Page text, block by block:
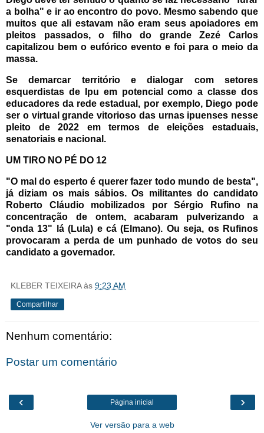
a bolha" e ir ao encontro do povo. Mesmo sabendo que
muitos que ali estavam não eram seus apoiadores em
pleitos passados, o filho do grande Zezé Carlos
capitalizou bem o eufórico evento e foi para o meio da
massa.
Se demarcar território e dialogar com setores
esquerdistas de Ipu em potencial como a classe dos
educadores da rede estadual, por exemplo, Diego pode
ser o virtual grande vitorioso das urnas ipuenses nesse
pleito de 2022 em termos de eleições estaduais,
senatoriais e nacional.
UM TIRO NO PÉ DO 12
"O mal do esperto é querer fazer todo mundo de besta",
já diziam os mais sábios. Os militantes do candidato
Roberto Cláudio mobilizados por Sérgio Rufino na
concentração de ontem, acabaram pulverizando a
"onda 13" lá (Lula) e cá (Elmano). Ou seja, os Rufinos
provocaram a perda de um punhado de votos do seu
candidato a governador.
KLEBER TEIXEIRA às 9:23 AM
Compartilhar
Nenhum comentário:
Postar um comentário
‹ ›
Página inicial
Ver versão para a web